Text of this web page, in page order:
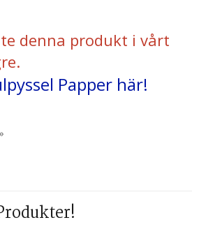
denna produkt i vårt
Papper här!